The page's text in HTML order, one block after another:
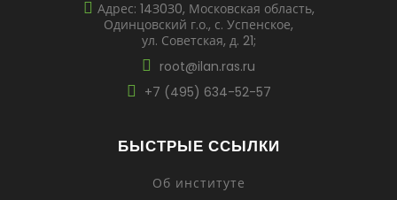
Адрес: 14З0З0, Московская область,
Одинцовский г.о., с. Успенское,
ул. Советская, д. 21;
root@ilan.ras.ru
+7 (495) 634-52-57
БЫСТРЫЕ ССЫЛКИ
Об институте